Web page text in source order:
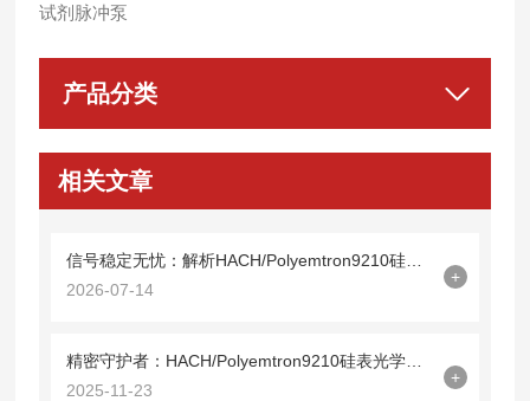
试剂脉冲泵
产品分类
相关文章
2026-07-14
+
2025-11-23
+